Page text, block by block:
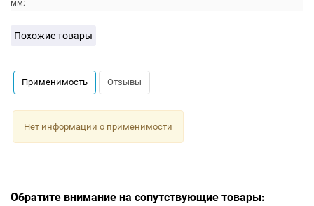
мм:
Похожие товары
Применимость Отзывы
Нет информации о применимости
Обратите внимание на сопутствующие товары: